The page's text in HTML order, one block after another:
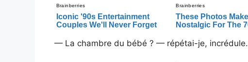
— La chambre du bébé ? — répétai-je, incrédule.